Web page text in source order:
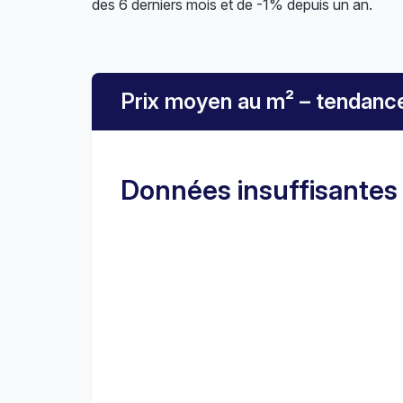
des 6 derniers mois et de -1% depuis un an.
Prix moyen au m² –
Données insuffisantes